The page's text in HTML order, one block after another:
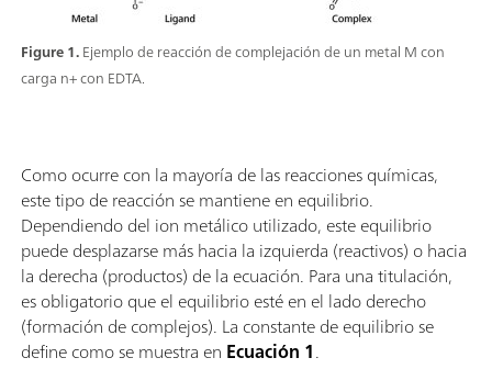
Figure 1.Ejemplo de reacción de complejación de un metal M con
carga n+ con EDTA.
Como ocurre con la mayoría de las reacciones químicas,
este tipo de reacción se mantiene en equilibrio.
Dependiendo del ion metálico utilizado, este equilibrio
puede desplazarse más hacia la izquierda (reactivos) o hacia
la derecha (productos) de la ecuación. Para una titulación,
es obligatorio que el equilibrio esté en el lado derecho
(formación de complejos). La constante de equilibrio se
define como se muestra en Ecuación 1.